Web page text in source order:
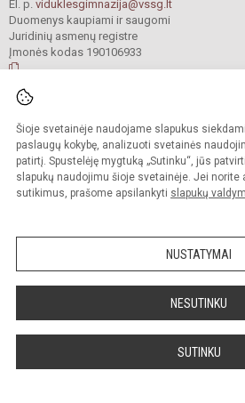
Šioje svetainėje naudojame slapukus
paslaugų kokybę, analizuoti svetainės
patirtį. Spustelėję mygtuką „Sutinku“, jūs
slapukų naudojimu šioje svetainėje. Jei norite
sutikimus, prašome apsilankyti slapukų
NUSTATYMAI
NESUTINKU
SUTINKU
El. p. viduklesgimnazija@vssg.lt
Duomenys kaupiami ir saugomi
Juridinių asmenų registre
Įmonės kodas 190106933
saugomos.
Kopijuoti turinį be raštiško gimnazijos
Prieinamumo paraiška
Sumanus būdas atnaujinti